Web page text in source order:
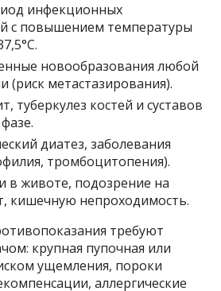
инфекционных
с повышением температуры
новообразования любой
(риск метастазирования).
туберкулез костей и суставов
диатез, заболевания
тромбоцитопения).
в животе, подозрение на
кишечную непроходимость.
требуют
крупная пупочная или
ущемления, пороки
аллергические